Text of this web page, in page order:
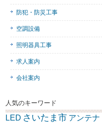
防犯・防災工事
空調設備
照明器具工事
求人案内
会社案内
人気のキーワード
LED さいたま市 アンテナ